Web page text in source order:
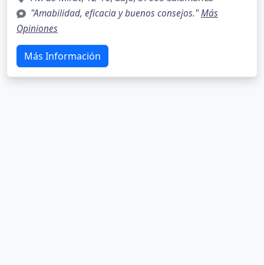
"Amabilidad, eficacia y buenos consejos."Más
Opiniones
Más Información